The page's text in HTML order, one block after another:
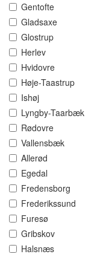
Gentofte
Gladsaxe
Glostrup
Herlev
Hvidovre
Høje-Taastrup
Ishøj
Lyngby-Taarbæk
Rødovre
Vallensbæk
Allerød
Egedal
Fredensborg
Frederikssund
Furesø
Gribskov
Halsnæs